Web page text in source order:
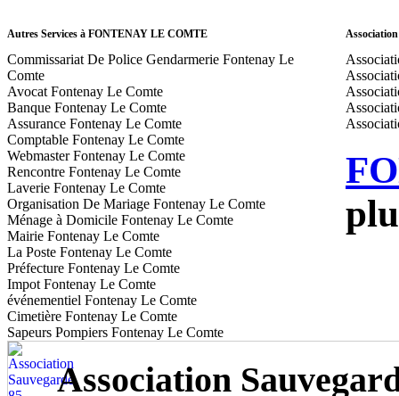
Autres Services à FONTENAY LE COMTE
Commissariat De Police Gendarmerie Fontenay Le
Comte
Avocat Fontenay Le Comte
Banque Fontenay Le Comte
Assurance Fontenay Le Comte
Comptable Fontenay Le Comte
Webmaster Fontenay Le Comte
Rencontre Fontenay Le Comte
Laverie Fontenay Le Comte
Organisation De Mariage Fontenay Le Comte
Ménage à Domicile Fontenay Le Comte
Mairie Fontenay Le Comte
La Poste Fontenay Le Comte
Préfecture Fontenay Le Comte
Impot Fontenay Le Comte
événementiel Fontenay Le Comte
Cimetière Fontenay Le Comte
Sapeurs Pompiers Fontenay Le Comte
Association